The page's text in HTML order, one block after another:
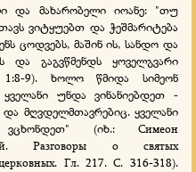
და მახარობელი იოანე: "თუ
ვიტყუებთ და ჭეშმარიტება
ცოდვებს, მაშინ ის, სანდო და
და გაგვწმენდს ყოველგვარი
1:8-9). ხოლო წმიდა სიმეონ
უნდა ვინანიებდეთ -
მღვდელმთავრებიც. ყველანი
(იხ.: Симеон
Разговоры о святых
Гл. 217. С. 316-318).